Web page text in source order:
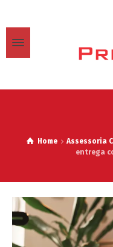
Home Assessoria
entrega